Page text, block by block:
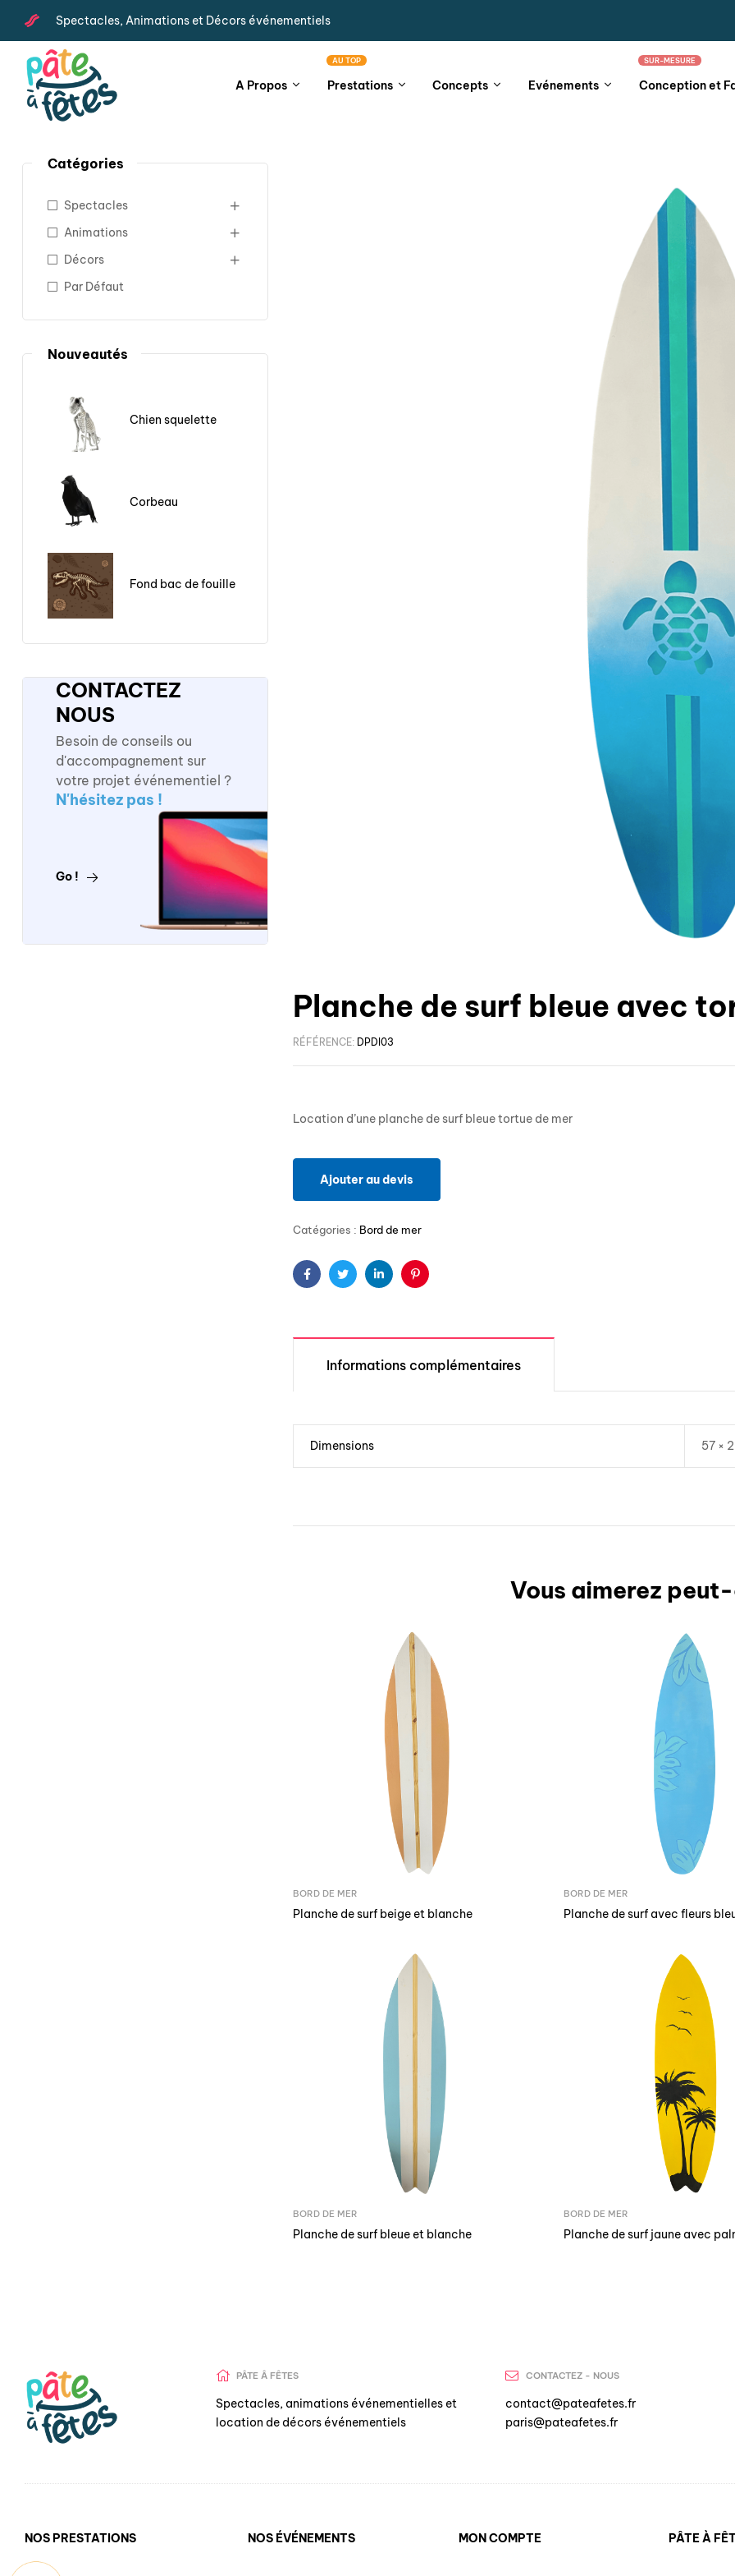
Spectacles, Animations et Décors événementiels
A Propos Prestations
AU TOP
Concepts Evénements Conception et
SUR-MESURE
Planche de surf bleue avec
RÉFÉRENCE: DPDI03
Location d’une planche de surf bleue tortue de mer
Ajouter au devis
Catégories : Bord de mer
FacebookTwitterLinkedinPinterest
Informations complémentaires
Dimensions 57 ×
Vous aimerez
BORD DE MER
Planche de surf beige et blanche
BORD DE MER
Planche de surf avec fleurs
BORD DE MER
Planche de surf bleue et blanche
BORD DE MER
Planche de surf jaune avec
Catégories
Spectacles
Animations
Décors
Par Défaut
Nouveautés
Chien squelette
Corbeau
Fond bac de fouille
CONTACTEZ
NOUS
Besoin de conseils ou
d'accompagnement sur
votre projet événementiel ?
N'hésitez pas !
Go !
PÂTE Â FÊTES
Spectacles, animations événementielles et
location de décors événementiels
CONTACTEZ - NOUS
contact@pateafetes.fr
paris@pateafetes.fr
NOS PRESTATIONS NOS ÉVÉNEMENTS MON COMPTE PÂTE À